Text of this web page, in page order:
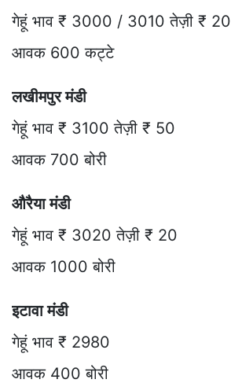
गेहूं भाव ₹ 3000 / 3010 तेज़ी ₹ 20
आवक 600 कट्टे
लखीमपुर मंडी
गेहूं भाव ₹ 3100 तेज़ी ₹ 50
आवक 700 बोरी
औरैया मंडी
गेहूं भाव ₹ 3020 तेज़ी ₹ 20
आवक 1000 बोरी
इटावा मंडी
गेहूं भाव ₹ 2980
आवक 400 बोरी